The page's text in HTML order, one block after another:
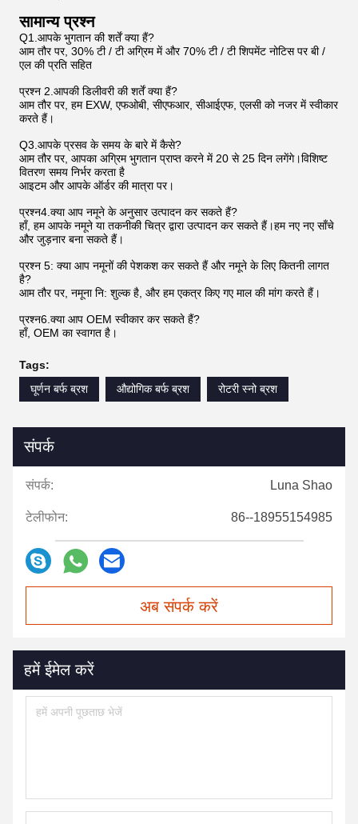
सामान्य प्रश्न
Q1.आपके भुगतान की शर्तें क्या हैं?
आम तौर पर, 30% टी / टी अग्रिम में और 70% टी / टी शिपमेंट नोटिस पर बी /
एल की प्रति सहित
प्रश्न 2.आपकी डिलीवरी की शर्तें क्या हैं?
आम तौर पर, हम EXW, एफओबी, सीएफआर, सीआईएफ, एलसी को नजर में स्वीकार
करते हैं।
Q3.आपके प्रसव के समय के बारे में कैसे?
आम तौर पर, आपका अग्रिम भुगतान प्राप्त करने में 20 से 25 दिन लगेंगे।विशिष्ट
वितरण समय निर्भर करता है
आइटम और आपके ऑर्डर की मात्रा पर।
प्रश्न4.क्या आप नमूने के अनुसार उत्पादन कर सकते हैं?
हाँ, हम आपके नमूने या तकनीकी चित्र द्वारा उत्पादन कर सकते हैं।हम नए नए साँचे
और जुड़नार बना सकते हैं।
प्रश्न 5: क्या आप नमूनों की पेशकश कर सकते हैं और नमूने के लिए कितनी लागत
है?
आम तौर पर, नमूना नि: शुल्क है, और हम एकत्र किए गए माल की मांग करते हैं।
प्रश्न6.क्या आप OEM स्वीकार कर सकते हैं?
हाँ, OEM का स्वागत है।
Tags:
घूर्णन बर्फ ब्रश
औद्योगिक बर्फ ब्रश रोटरी स्नो ब्रश
संपर्क
संपर्क: Luna Shao
टेलीफोन: 86--18955154985
अब संपर्क करें
हमें ईमेल करें